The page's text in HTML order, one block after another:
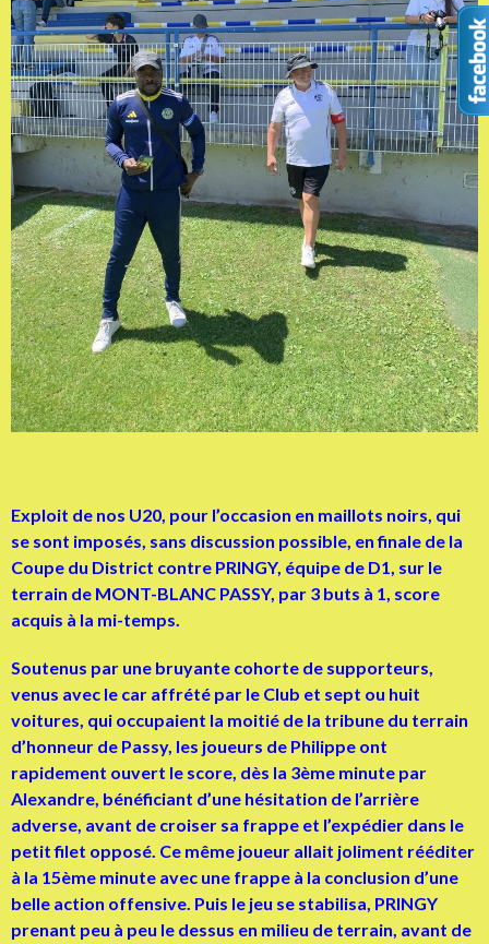
Exploit de nos U20, pour l’occasion en maillots noirs, qui
se sont imposés, sans discussion possible, en finale de la
Coupe du District contre PRINGY, équipe de D1, sur le
terrain de MONT-BLANC PASSY, par 3 buts à 1, score
acquis à la mi-temps.
Soutenus par une bruyante cohorte de supporteurs,
venus avec le car affrété par le Club et sept ou huit
voitures, qui occupaient la moitié de la tribune du terrain
d’honneur de Passy, les joueurs de Philippe ont
rapidement ouvert le score, dès la 3ème minute par
Alexandre, bénéficiant d’une hésitation de l’arrière
adverse, avant de croiser sa frappe et l’expédier dans le
petit filet opposé. Ce même joueur allait joliment rééditer
à la 15ème minute avec une frappe à la conclusion d’une
belle action offensive. Puis le jeu se stabilisa, PRINGY
prenant peu à peu le dessus en milieu de terrain, avant de